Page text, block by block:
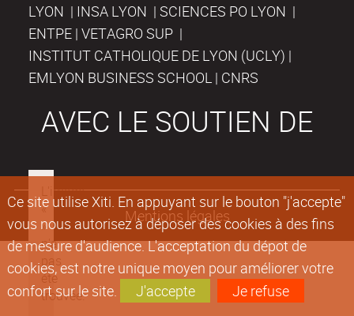
Ce site utilise Xiti. En appuyant sur le bouton "j'accepte"
vous nous autorisez à déposer des cookies à des fins
de mesure d'audience. L'acceptation du dépot de
cookies, est notre unique moyen pour améliorer votre
confort sur le site.
J'accepte Je refuse
LYON | INSA LYON | SCIENCES PO LYON |
ENTPE | VETAGRO SUP |
INSTITUT CATHOLIQUE DE LYON (UCLY) |
EMLYON BUSINESS SCHOOL | CNRS
AVEC LE SOUTIEN DE
Mentions légales